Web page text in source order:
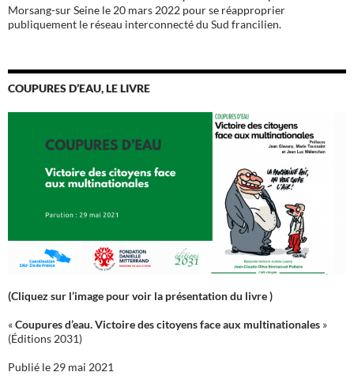
Morsang-sur Seine le 20 mars 2022 pour se réapproprier
publiquement le réseau interconnecté du Sud francilien.
COUPURES D’EAU, LE LIVRE
(Cliquez sur l’image pour voir la présentation du livre )
«Coupures d’eau. Victoire des citoyens face aux multinationales »
(Éditions 2031)
Publié le 29 mai 2021